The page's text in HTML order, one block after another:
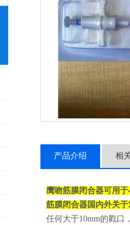
产品介绍 相
鹰吻筋膜闭合器可用
筋膜闭合器国内外关
任何大于10mm的戳口